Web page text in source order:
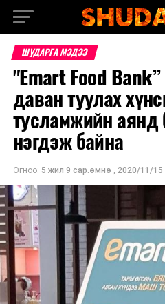
ШУДАРГА МЭДЭЭ
"Emart Food
даван туулах
тусламжийн аянд
нэгдэж байна
Огноо: 5 жил 9 сар.өмнө , 2020/11/15